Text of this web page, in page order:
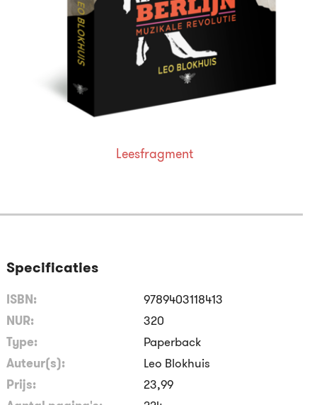
Leesfragment
Specificaties
ISBN:
9789403118413
NUR:
320
Type:
Paperback
Auteur(s):
Leo Blokhuis
Prijs:
23,99